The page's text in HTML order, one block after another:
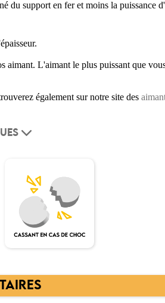
du support en fer et moins la puissance
L'aimant le plus puissant que
également sur notre site des